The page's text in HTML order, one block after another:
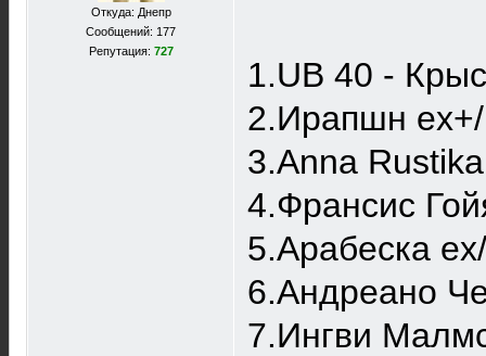
Откуда: Днепр
Сообщений: 177
Репутация: 727
1.UB 40 -
2.Ирапшн
3.Anna
4.Франсис
5.Арабеска
6.Андреано
7.Ингви